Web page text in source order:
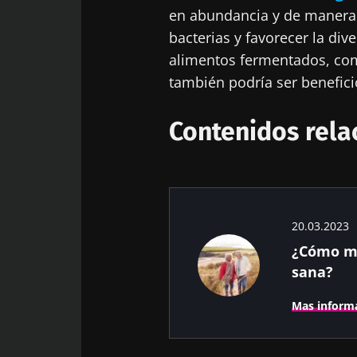
en abundancia y de
bacterias y favorecer la
alimentos fermentados,
también podría ser
Contenidos
20.03.2023
¿Cómo
sana?
Mas
Únase a la
"Microbiota
sobre la
Únase a la
sobre la
Me
He leído y
del
* Campo